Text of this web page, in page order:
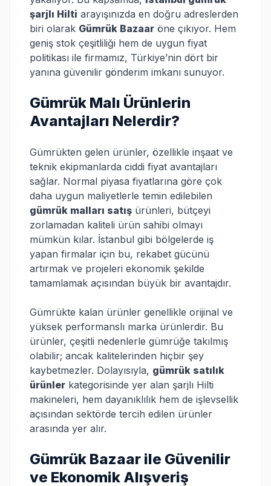
şarjlı Hilti arayışınızda en doğru adreslerden
biri olarak Gümrük Bazaar öne çıkıyor. Hem
geniş stok çeşitliliği hem de uygun fiyat
politikası ile firmamız, Türkiye’nin dört bir
yanına güvenilir gönderim imkanı sunuyor.
Gümrük Malı Ürünlerin
Avantajları Nelerdir?
Gümrükten gelen ürünler, özellikle inşaat ve
teknik ekipmanlarda ciddi fiyat avantajları
sağlar. Normal piyasa fiyatlarına göre çok
daha uygun maliyetlerle temin edilebilen
gümrük malları satış ürünleri, bütçeyi
zorlamadan kaliteli ürün sahibi olmayı
mümkün kılar. İstanbul gibi bölgelerde iş
yapan firmalar için bu, rekabet gücünü
artırmak ve projeleri ekonomik şekilde
tamamlamak açısından büyük bir avantajdır.
Gümrükte kalan ürünler genellikle orijinal ve
yüksek performanslı marka ürünlerdir. Bu
ürünler, çeşitli nedenlerle gümrüğe takılmış
olabilir; ancak kalitelerinden hiçbir şey
kaybetmezler. Dolayısıyla, gümrük satılık
ürünler kategorisinde yer alan şarjlı Hilti
makineleri, hem dayanıklılık hem de işlevsellik
açısından sektörde tercih edilen ürünler
arasında yer alır.
Gümrük Bazaar ile Güvenilir
ve Ekonomik Alışveriş